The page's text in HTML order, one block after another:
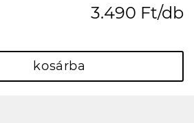
3.490 Ft/db
kosárba